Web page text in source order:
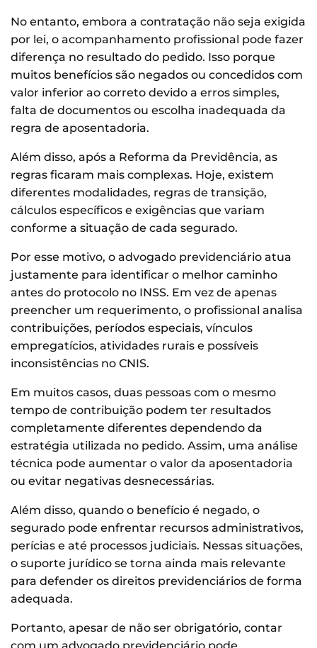
No entanto, embora a contratação não seja exigida
por lei, o acompanhamento profissional pode fazer
diferença no resultado do pedido. Isso porque
muitos benefícios são negados ou concedidos com
valor inferior ao correto devido a erros simples,
falta de documentos ou escolha inadequada da
regra de aposentadoria.
Além disso, após a Reforma da Previdência, as
regras ficaram mais complexas. Hoje, existem
diferentes modalidades, regras de transição,
cálculos específicos e exigências que variam
conforme a situação de cada segurado.
Por esse motivo, o advogado previdenciário atua
justamente para identificar o melhor caminho
antes do protocolo no INSS. Em vez de apenas
preencher um requerimento, o profissional analisa
contribuições, períodos especiais, vínculos
empregatícios, atividades rurais e possíveis
inconsistências no CNIS.
Em muitos casos, duas pessoas com o mesmo
tempo de contribuição podem ter resultados
completamente diferentes dependendo da
estratégia utilizada no pedido. Assim, uma análise
técnica pode aumentar o valor da aposentadoria
ou evitar negativas desnecessárias.
Além disso, quando o benefício é negado, o
segurado pode enfrentar recursos administrativos,
perícias e até processos judiciais. Nessas situações,
o suporte jurídico se torna ainda mais relevante
para defender os direitos previdenciários de forma
adequada.
Portanto, apesar de não ser obrigatório, contar